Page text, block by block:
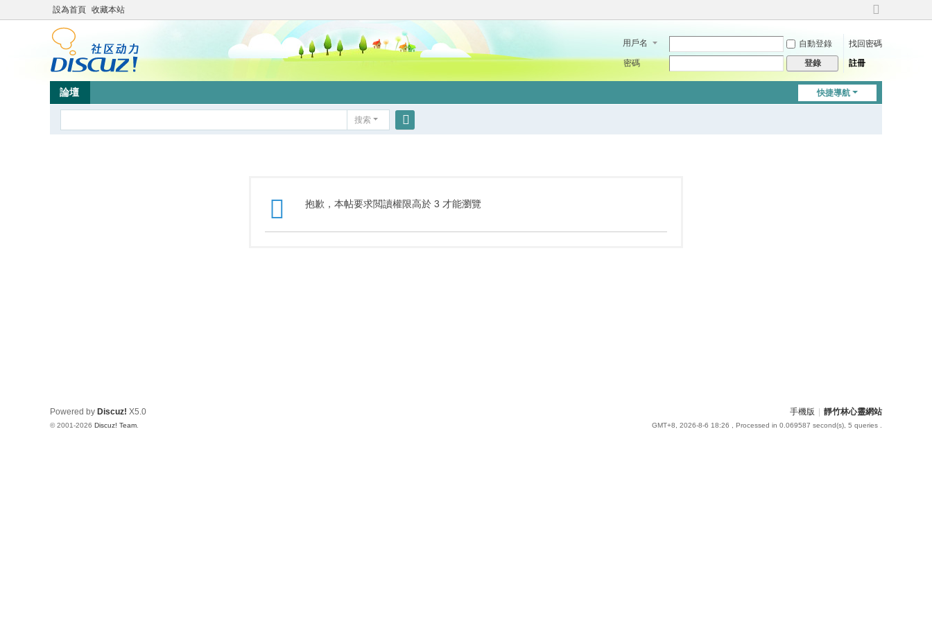
設為首頁 收藏本站
切
到
用戶名 自動登錄
找回密碼
密碼
登錄 註冊
快捷導航
論壇
搜索
抱歉，本帖要求閲讀權限高於 3 才能瀏覽
手機版 靜竹林心靈網站
GMT+8, 2026-8-6 18:26 , Processed in 0.069587 second(s), 5 queries .
Powered by Discuz! X5.0
© 2001-2026 Discuz! Team